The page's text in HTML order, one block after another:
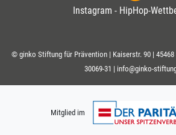
Instagram - HipHop-
© ginko Stiftung für Prävention | Kaiserstr. 90 | 45468
30069-31 | info@ginko-
Mitglied im